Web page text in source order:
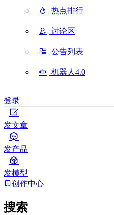
热点排行
讨论区
公告列表
机器人4.0
登录
发文章
发产品
发模型
创作中心
搜索